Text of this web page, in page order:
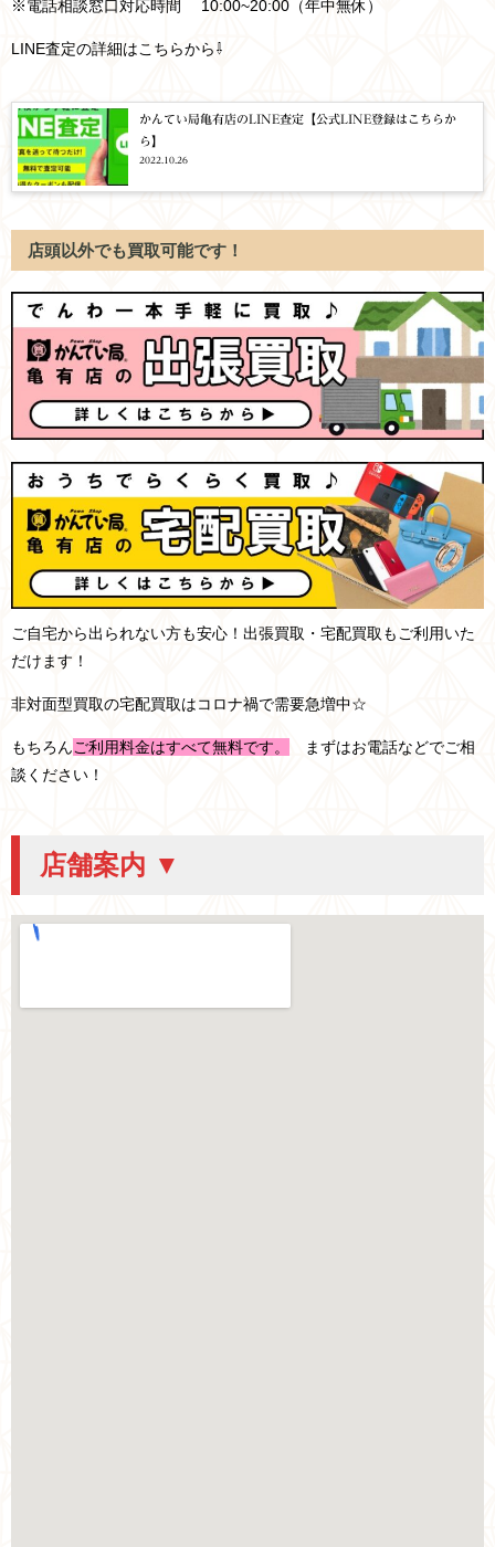
※電話相談窓口対応時間 10:00~20:00（年中無休）
LINE査定の詳細はこちらから⇩
かんてい局亀有店のLINE査定【公式LINE登録はこちらか
ら】
2022.10.26
店頭以外でも買取可能です！
ご自宅から出られない方も安心！出張買取・宅配買取もご利用いた
だけます！
非対面型買取の宅配買取はコロナ禍で需要急増中☆
もちろんご利用料金はすべて無料です。
まずはお電話などでご相
談ください！
店舗案内 ▼